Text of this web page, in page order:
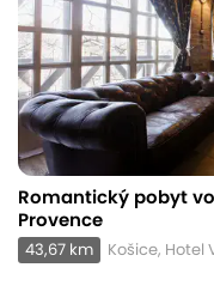
Romantický pobyt
Provence
43,67 km Košice, Hotel